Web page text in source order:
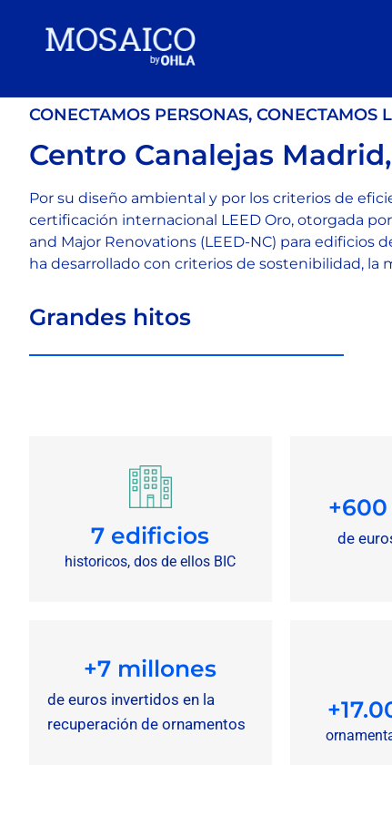
CONECTAMOS PERSONAS, CONECTAMOS
Centro Canalejas
Por su diseño ambiental y por los criterios de
certificación internacional LEED Oro, otorgada
and Major Renovations (LEED-NC) para edificios
ha desarrollado con criterios de sostenibilidad, la
Grandes hitos
7 edificios
historicos, dos de ellos BIC
de
+600
de euros invertidos en la
recuperación de ornamentos
+7 millones